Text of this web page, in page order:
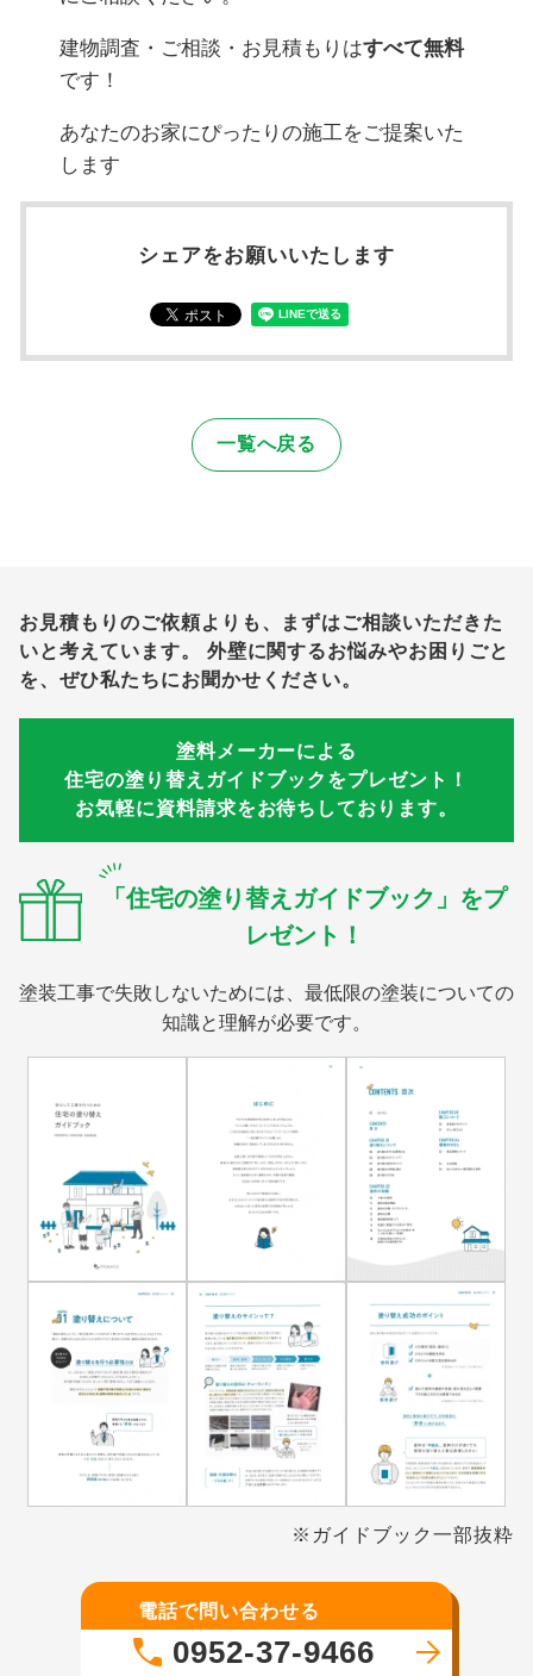
建物調査・ご相談・お見積もりはすべて無料
です！
あなたのお家にぴったりの施工をご提案いた
します
シェアをお願いいたします
一覧へ戻る
お見積もりのご依頼よりも、まずはご相談いただきた
いと考えています。
外壁に関するお悩みやお困りごと
を、ぜひ私たちにお聞かせください。
塗料メーカーによる
住宅の塗り替えガイドブックをプレゼント！
お気軽に資料請求をお待ちしております。
「住宅の塗り替えガイドブック」をプ
レゼント！
塗装工事で失敗しないためには、最低限の塗装についての
知識と理解が必要です。
※ガイドブック一部抜粋
電話で問い合わせる
0952-37-9466